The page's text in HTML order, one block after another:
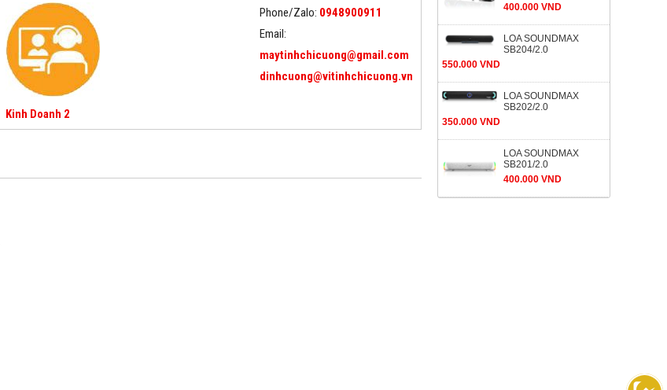
Kinh Doanh 2
Phone/Zalo: 0948900911
Email:
maytinhchicuong@gmail.com
dinhcuong@vitinhchicuong.vn
400.000 VND
LOA SOUNDMAX
SB204/2.0
550.000 VND
LOA SOUNDMAX
SB202/2.0
350.000 VND
LOA SOUNDMAX
SB201/2.0
400.000 VND